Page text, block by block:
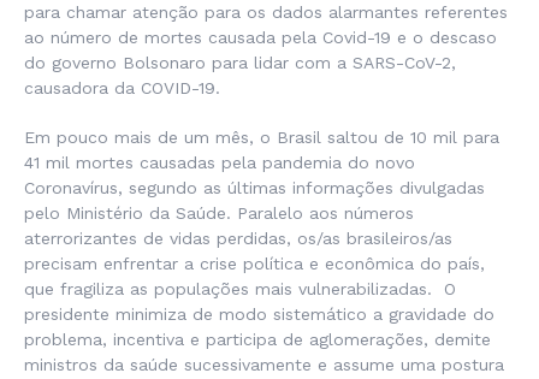
para chamar atenção para os dados alarmantes referentes
ao número de mortes causada pela Covid-19 e o descaso
do governo Bolsonaro para lidar com a SARS-CoV-2,
causadora da COVID-19.
Em pouco mais de um mês, o Brasil saltou de 10 mil para
41 mil mortes causadas pela pandemia do novo
Coronavírus, segundo as últimas informações divulgadas
pelo Ministério da Saúde. Paralelo aos números
aterrorizantes de vidas perdidas, os/as brasileiros/as
precisam enfrentar a crise política e econômica do país,
que fragiliza as populações mais vulnerabilizadas. O
presidente minimiza de modo sistemático a gravidade do
problema, incentiva e participa de aglomerações, demite
ministros da saúde sucessivamente e assume uma postura